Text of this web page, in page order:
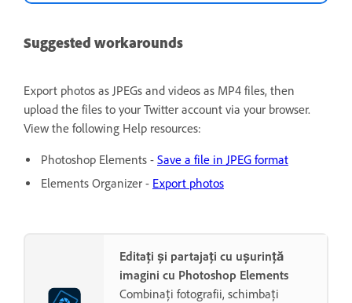
Suggested workarounds
Export photos as JPEGs and videos as MP4 files, then
upload the files to your Twitter account via your browser.
View the following Help resources:
Photoshop Elements - Save a file in JPEG format
Elements Organizer - Export photos
Editați și partajați cu ușurință
imagini cu Photoshop Elements
Combinați fotografii, schimbați